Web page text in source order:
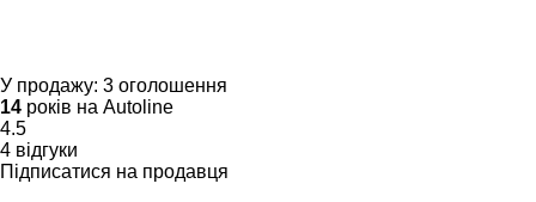
У продажу: 3 оголошення
14 років на Autoline
4.5
4 відгуки
Підписатися на продавця